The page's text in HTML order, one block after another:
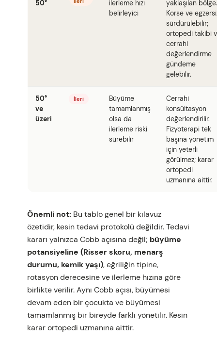
50°
ilerleme hızı
belirleyici
yaklaşılan bölge.
Korse ve
sürdürülebilir;
ortopedi takibi
cerrahi
değerlendirme
gündeme
gelebilir.
50°
ve
üzeri
İleri
Büyüme
tamamlanmış
olsa da
ilerleme riski
sürebilir
Cerrahi
konsültasyon
değerlendirilir.
Fizyoterapi tek
başına yönetim
için yeterli
görülmez; karar
ortopedi
uzmanına aittir.
Önemli not: Bu tablo genel bir kılavuz
özetidir, kesin tedavi protokolü değildir. Tedavi
kararı yalnızca Cobb açısına değil; büyüme
potansiyeline (Risser skoru, menarş
durumu, kemik yaşı), eğriliğin tipine,
rotasyon derecesine ve ilerleme hızına göre
birlikte verilir. Aynı Cobb açısı, büyümesi
devam eden bir çocukta ve büyümesi
tamamlanmış bir bireyde farklı yönetilir. Kesin
karar ortopedi uzmanına aittir.